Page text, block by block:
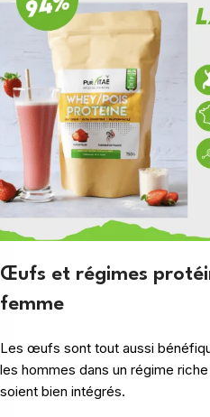
Œufs et régimes
femme
Les œufs sont tout aussi
les hommes dans un régime
soient bien intégrés.